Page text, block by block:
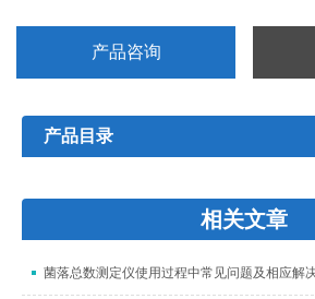
产品咨询
产品目录
相关文章
菌落总数测定仪使用过程中常见问题及相应解